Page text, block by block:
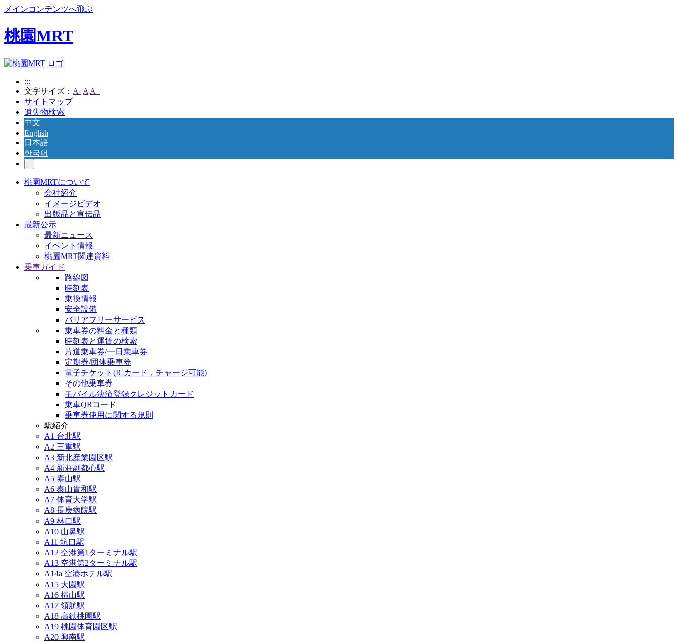
メインコンテンツへ飛ぶ
桃園MRT
:::
文字サイズ： A- A A+
サイトマップ
遺失物検索
中文
English
日本語
한국어
桃園MRTについて
会社紹介
イメージビデオ
出版品と宣伝品
最新公示
最新ニュース
イベント情報
桃園MRT関連資料
乗車ガイド
路線図
時刻表
乗換情報
安全設備
バリアフリーサービス
乗車券の料金と種類
時刻表と運賃の検索
片道乗車券/一日乗車券
定期券/団体乗車券
電子チケット(ICカード，チャージ可能)
その他乗車券
モバイル決済登録クレジットカード
乗車QRコード
乗車券使用に関する規則
駅紹介
A1 台北駅
A2 三重駅
A3 新北産業園区駅
A4 新荘副都心駅
A5 泰山駅
A6 泰山貴和駅
A7 体育大学駅
A8 長庚病院駅
A9 林口駅
A10 山鼻駅
A11 坑口駅
A12 空港第1ターミナル駅
A13 空港第2ターミナル駅
A14a 空港ホテル駅
A15 大園駅
A16 橫山駅
A17 領航駅
A18 高鉄桃園駅
A19 桃園体育園区駅
A20 興南駅